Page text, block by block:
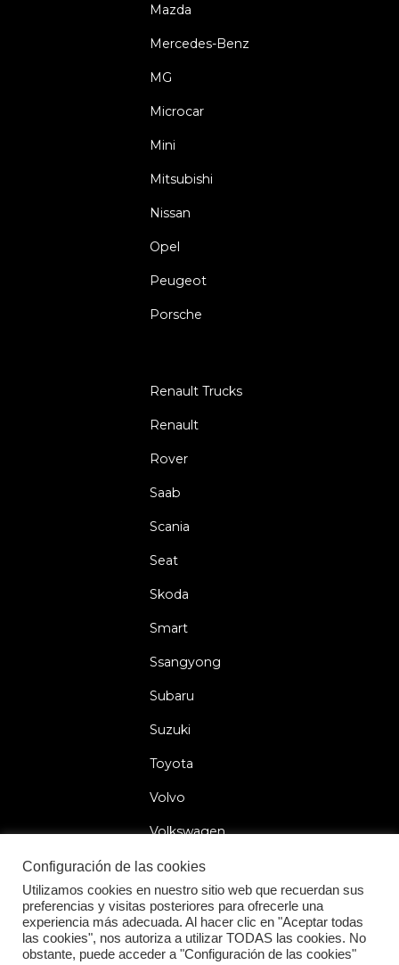
Mazda
Mercedes-Benz
MG
Microcar
Mini
Mitsubishi
Nissan
Opel
Peugeot
Porsche
Renault Trucks
Renault
Rover
Saab
Scania
Seat
Skoda
Smart
Ssangyong
Subaru
Suzuki
Toyota
Volvo
Volkswagen
2026 © Car Lock Systems
Configuración de las cookies
Utilizamos cookies en nuestro sitio web que recuerdan sus
preferencias y visitas posteriores para ofrecerle una
experiencia más adecuada. Al hacer clic en "Aceptar todas
las cookies", nos autoriza a utilizar TODAS las cookies. No
obstante, puede acceder a "Configuración de las cookies"